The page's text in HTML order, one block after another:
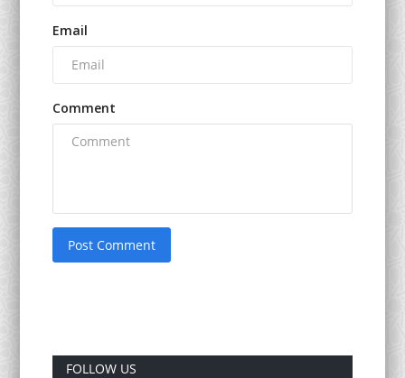
Email
Comment
Post Comment
FOLLOW US